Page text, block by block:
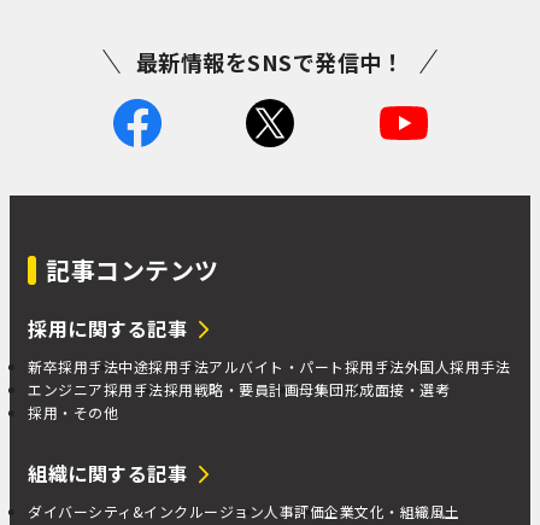
最新情報をSNSで発信中！
記事コンテンツ
採用に関する記事
新卒採用手法中途採用手法アルバイト・パート採用手法外国人採用手法
エンジニア採用手法採用戦略・要員計画母集団形成面接・選考
採用・その他
組織に関する記事
ダイバーシティ&インクルージョン人事評価企業文化・組織風土